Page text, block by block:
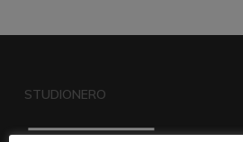
STUDIONERO